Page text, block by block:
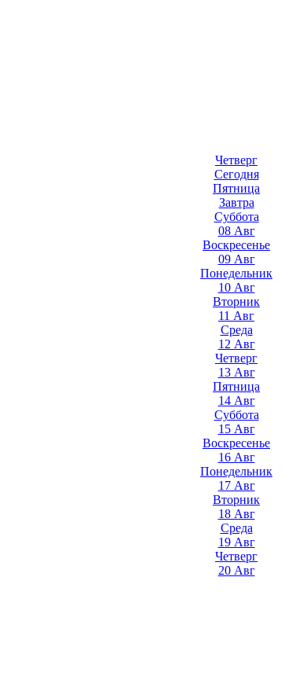
Четверг
Сегодня
Пятница
Завтра
Суббота
08 Авг
Воскресенье
09 Авг
Понедельник
10 Авг
Вторник
11 Авг
Среда
12 Авг
Четверг
13 Авг
Пятница
14 Авг
Суббота
15 Авг
Воскресенье
16 Авг
Понедельник
17 Авг
Вторник
18 Авг
Среда
19 Авг
Четверг
20 Авг